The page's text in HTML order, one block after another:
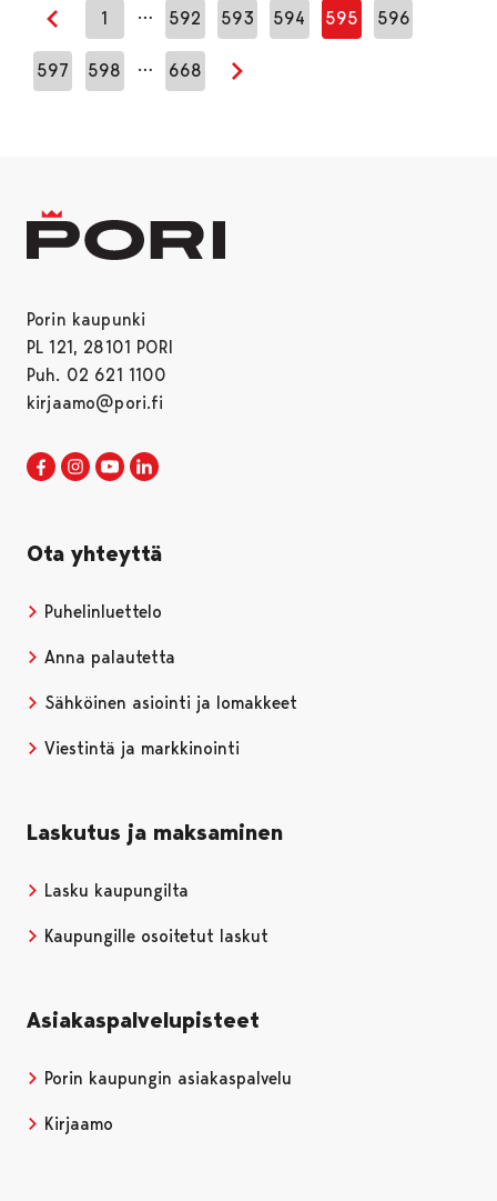
Edellinen sivu
1 … 592 593 594 595 596
597 598 … 668
Seuraava sivu
Porin kaupunki
PL 121, 28101 PORI
Puh. 02 621 1100
kirjaamo@pori.fi
Porin kaupunki Facebookissa
Avautuu uudessa välilehdessä
Porin kaupunki Instagramissa
Avautuu uudessa välilehdessä
Porin kaupunki Youtubessa
Avautuu uudessa välilehdessä
Ota yhteyttä
Puhelinluettelo
Anna palautetta
Sähköinen asiointi ja lomakkeet
Viestintä ja markkinointi
Laskutus ja maksaminen
Lasku kaupungilta
Kaupungille osoitetut laskut
Asiakaspalvelupisteet
Porin kaupungin asiakaspalvelu
Kirjaamo